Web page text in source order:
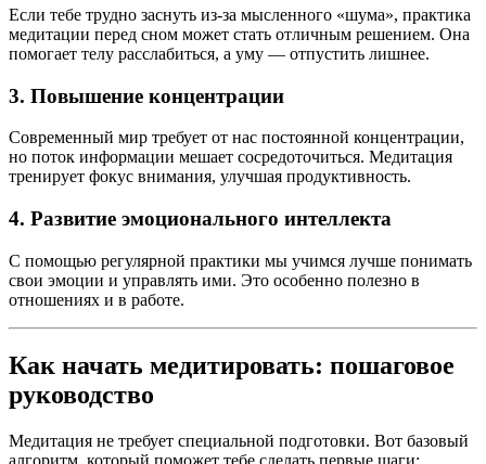
Если тебе трудно заснуть из-за мысленного «шума», практика
медитации перед сном может стать отличным решением. Она
помогает телу расслабиться, а уму — отпустить лишнее.
3. Повышение концентрации
Современный мир требует от нас постоянной концентрации,
но поток информации мешает сосредоточиться. Медитация
тренирует фокус внимания, улучшая продуктивность.
4. Развитие эмоционального интеллекта
С помощью регулярной практики мы учимся лучше понимать
свои эмоции и управлять ими. Это особенно полезно в
отношениях и в работе.
Как начать медитировать: пошаговое
руководство
Медитация не требует специальной подготовки. Вот базовый
алгоритм, который поможет тебе сделать первые шаги: